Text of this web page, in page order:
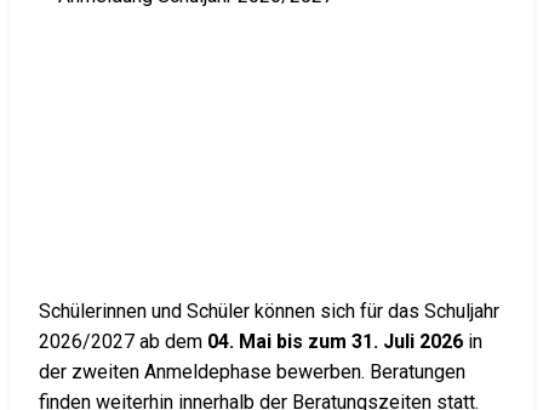
Schülerinnen und Schüler können sich für das Schuljahr
2026/2027 ab dem 04. Mai bis zum 31. Juli 2026 in
der zweiten Anmeldephase bewerben. Beratungen
finden weiterhin innerhalb der Beratungszeiten statt.